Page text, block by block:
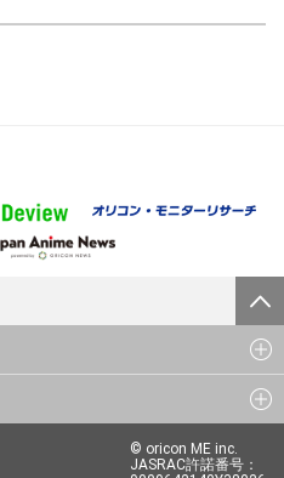
© oricon ME inc.
JASRAC許諾番号：